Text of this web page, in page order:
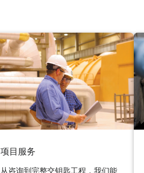
项目服务
从咨询到完整交钥匙工程，我们能